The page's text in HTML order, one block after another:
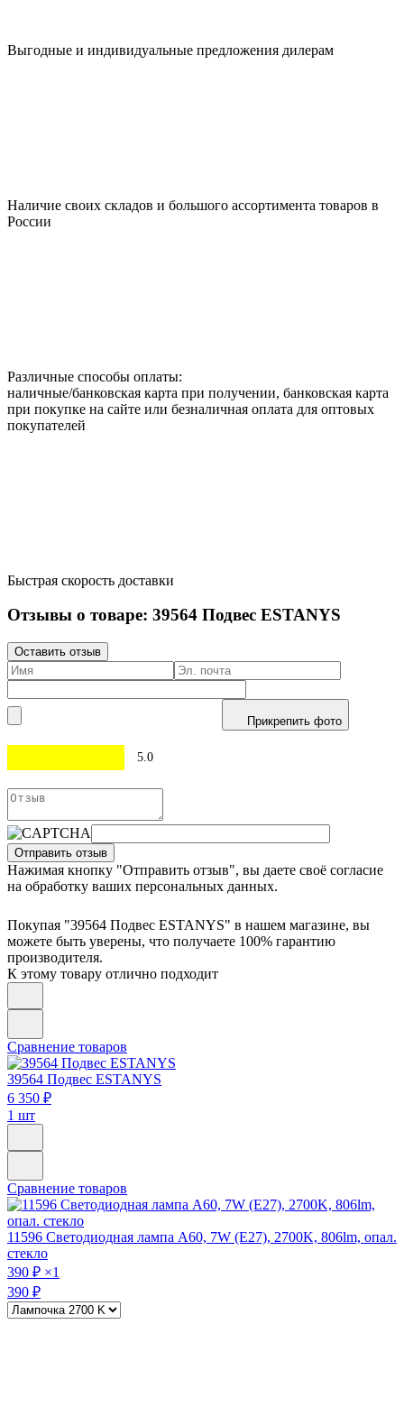
Выгодные и индивидуальные предложения дилерам
Наличие своих складов и большого ассортимента товаров в
России
Различные способы оплаты:
наличные/банковская карта при получении, банковская карта
при покупке на сайте или безналичная оплата для оптовых
покупателей
Быстрая скорость доставки
Отзывы о товаре: 39564 Подвес ESTANYS
Оставить отзыв
Прикрепить фото
5.0
Отправить отзыв
Нажимая кнопку "Отправить отзыв", вы даете своё согласие
на обработку ваших персональных данных.
Покупая "39564 Подвес ESTANYS" в нашем магазине, вы
можете быть уверены, что получаете 100% гарантию
производителя.
К этому товару отлично подходит
Сравнение товаров
39564 Подвес ESTANYS
6 350 ₽
1 шт
Сравнение товаров
11596 Светодиодная лампа A60, 7W (E27), 2700K, 806lm, опал.
стекло
390 ₽ ×1
390 ₽